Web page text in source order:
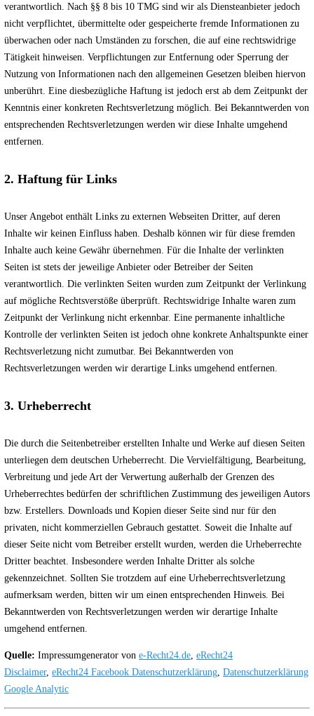
verantwortlich. Nach §§ 8 bis 10 TMG sind wir als Diensteanbieter jedoch
nicht verpflichtet, übermittelte oder gespeicherte fremde Informationen zu
überwachen oder nach Umständen zu forschen, die auf eine rechtswidrige
Tätigkeit hinweisen. Verpflichtungen zur Entfernung oder Sperrung der
Nutzung von Informationen nach den allgemeinen Gesetzen bleiben hiervon
unberührt. Eine diesbezügliche Haftung ist jedoch erst ab dem Zeitpunkt der
Kenntnis einer konkreten Rechtsverletzung möglich. Bei Bekanntwerden von
entsprechenden Rechtsverletzungen werden wir diese Inhalte umgehend
entfernen.
2. Haftung für Links
Unser Angebot enthält Links zu externen Webseiten Dritter, auf deren
Inhalte wir keinen Einfluss haben. Deshalb können wir für diese fremden
Inhalte auch keine Gewähr übernehmen. Für die Inhalte der verlinkten
Seiten ist stets der jeweilige Anbieter oder Betreiber der Seiten
verantwortlich. Die verlinkten Seiten wurden zum Zeitpunkt der Verlinkung
auf mögliche Rechtsverstöße überprüft. Rechtswidrige Inhalte waren zum
Zeitpunkt der Verlinkung nicht erkennbar. Eine permanente inhaltliche
Kontrolle der verlinkten Seiten ist jedoch ohne konkrete Anhaltspunkte einer
Rechtsverletzung nicht zumutbar. Bei Bekanntwerden von
Rechtsverletzungen werden wir derartige Links umgehend entfernen.
3. Urheberrecht
Die durch die Seitenbetreiber erstellten Inhalte und Werke auf diesen Seiten
unterliegen dem deutschen Urheberrecht. Die Vervielfältigung, Bearbeitung,
Verbreitung und jede Art der Verwertung außerhalb der Grenzen des
Urheberrechtes bedürfen der schriftlichen Zustimmung des jeweiligen Autors
bzw. Erstellers. Downloads und Kopien dieser Seite sind nur für den
privaten, nicht kommerziellen Gebrauch gestattet. Soweit die Inhalte auf
dieser Seite nicht vom Betreiber erstellt wurden, werden die Urheberrechte
Dritter beachtet. Insbesondere werden Inhalte Dritter als solche
gekennzeichnet. Sollten Sie trotzdem auf eine Urheberrechtsverletzung
aufmerksam werden, bitten wir um einen entsprechenden Hinweis. Bei
Bekanntwerden von Rechtsverletzungen werden wir derartige Inhalte
umgehend entfernen.
Quelle: Impressumgenerator von e-Recht24.de, eRecht24
Disclaimer, eRecht24 Facebook Datenschutzerklärung, Datenschutzerklärung
Google Analytic